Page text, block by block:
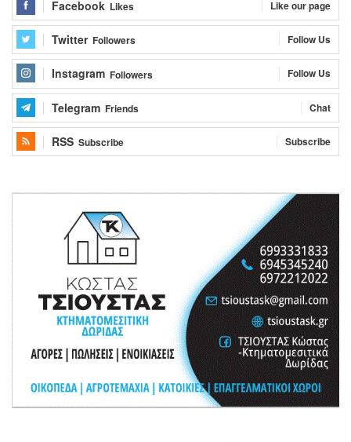
Facebook Likes Like our page
Twitter Followers Follow Us
Instagram Followers Follow Us
Telegram Friends Chat
RSS Subscribe Subscribe